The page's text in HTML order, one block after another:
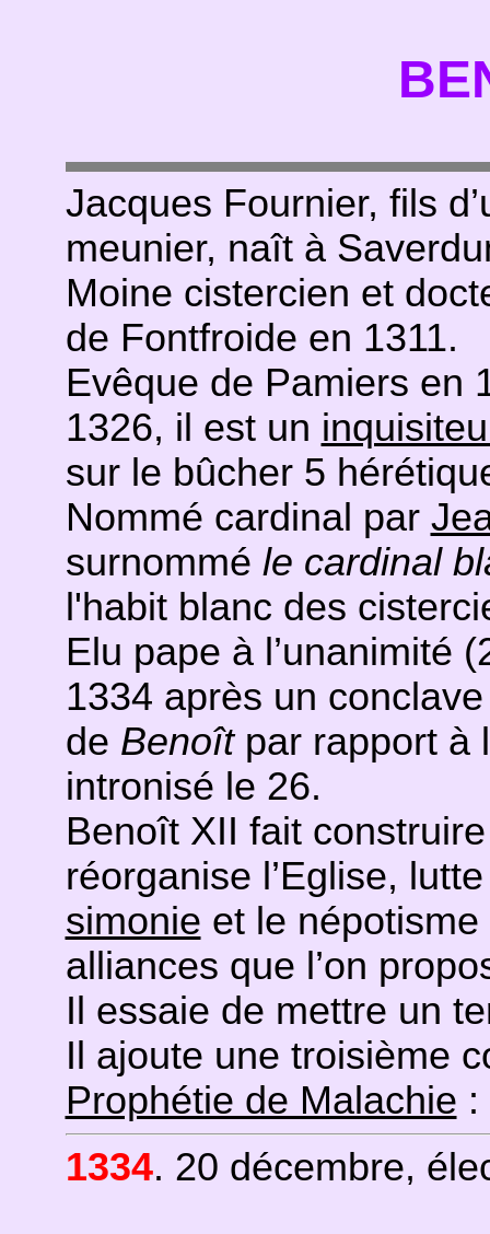
Jacques Fournier, fils
meunier, naît à
Moine cistercien et
de Fontfroide en 1311.
Evêque de Pamiers en
1326, il est un
sur le bûcher 5
Nommé cardinal par
surnommé le cardinal
l'habit blanc des
Elu pape à l’unanimité
1334 après un
de Benoîtpar rapport à
intronisé le 26.
Benoît XII fait
réorganise l’Eglise,
simonie et le
alliances que l’on
Il essaie de mettre un
Il ajoute une troisième
Prophétie de Malachie :
1334. 20 décembre,